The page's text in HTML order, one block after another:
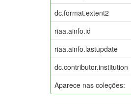
dc.format.extent2
riaa.ainfo.id
riaa.ainfo.lastupdate
dc.contributor.institution
Aparece nas coleções: